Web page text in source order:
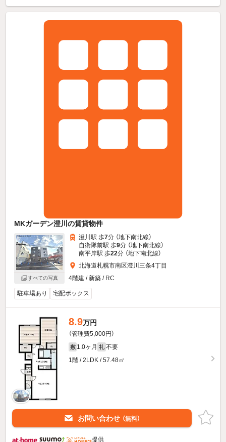
MKガーデン澄川の賃貸物件
すべての写真
澄川駅 歩7分 （地下南北線）
自衛隊前駅 歩9分 （地下南北線）
南平岸駅 歩22分 （地下南北線）
北海道札幌市南区澄川三条4丁目
4階建 / 新築 / RC
駐車場あり 宅配ボックス
8.9万円
（管理費5,000円）
敷 1.0ヶ月 礼 不要
1階 / 2LDK / 57.48㎡
お問い合わせ （無料）
提供